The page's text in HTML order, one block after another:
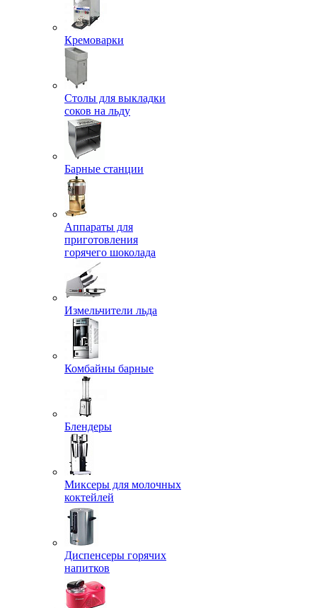
Кремоварки
Столы для выкладки
соков на льду
Барные станции
Аппараты для
приготовления
горячего шоколада
Измельчители льда
Комбайны барные
Блендеры
Миксеры для молочных
коктейлей
Диспенсеры горячих
напитков